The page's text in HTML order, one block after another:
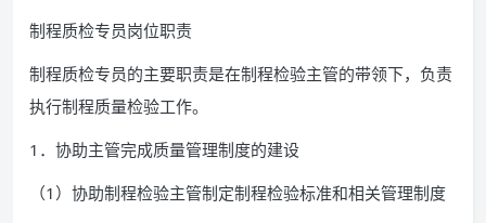
制程质检专员岗位职责
制程质检专员的主要职责是在制程检验主管的带领下，负责
执行制程质量检验工作。
1．协助主管完成质量管理制度的建设
（1）协助制程检验主管制定制程检验标准和相关管理制度